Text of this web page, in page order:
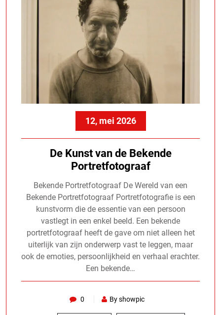
12, mei 2026
De Kunst van de Bekende
Portretfotograaf
Bekende Portretfotograaf De Wereld van een
Bekende Portretfotograaf Portretfotografie is een
kunstvorm die de essentie van een persoon
vastlegt in een enkel beeld. Een bekende
portretfotograaf heeft de gave om niet alleen het
uiterlijk van zijn onderwerp vast te leggen, maar
ook de emoties, persoonlijkheid en verhaal erachter.
Een bekende…
0 By showpic